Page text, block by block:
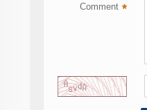
Comment *